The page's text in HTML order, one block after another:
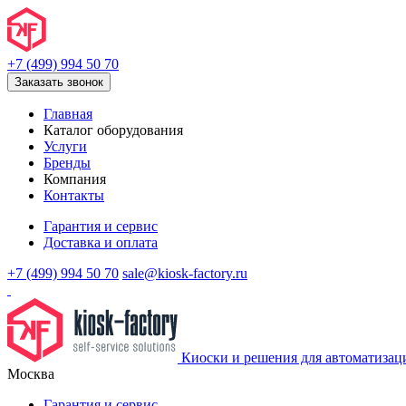
+7 (499) 994 50 70
Заказать звонок
Главная
Каталог оборудования
Услуги
Бренды
Компания
Контакты
Гарантия и сервис
Доставка и оплата
+7 (499) 994 50 70 sale@kiosk-factory.ru
Киоски и решения для
Москва